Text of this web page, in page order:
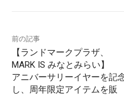
前の記事
【ランドマークプラザ、
MARK IS みなとみらい】
アニバーサリーイヤーを記
し、周年限定アイテムを販